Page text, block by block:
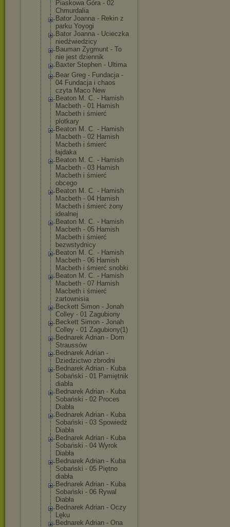
Piaskowa Góra - 02
Chmurdalia
Bator Joanna - Rekin z
parku Yoyogi
Bator Joanna - Ucieczka
niedźwiedzicy
Bauman Zygmunt - To
nie jest dziennik
Baxter Stephen - Ultima
Bear Greg - Fundacja -
04 Fundacja i chaos
czyta Maco New
Beaton M. C. - Hamish
Macbeth - 01 Hamish
Macbeth i śmierć
plotkary
Beaton M. C. - Hamish
Macbeth - 02 Hamish
Macbeth i śmierć
łajdaka
Beaton M. C. - Hamish
Macbeth - 03 Hamish
Macbeth i śmierć
obcego
Beaton M. C. - Hamish
Macbeth - 04 Hamish
Macbeth i śmierć żony
idealnej
Beaton M. C. - Hamish
Macbeth - 05 Hamish
Macbeth i śmierć
bezwstydnicy
Beaton M. C. - Hamish
Macbeth - 06 Hamish
Macbeth i śmierć snobki
Beaton M. C. - Hamish
Macbeth - 07 Hamish
Macbeth i śmierć
żartownisia
Beckett Simon - Jonah
Colley - 01 Zagubiony
Beckett Simon - Jonah
Colley - 01 Zagubiony(1)
Bednarek Adrian - Dom
Straussów
Bednarek Adrian -
Dziedzictwo zbrodni
Bednarek Adrian - Kuba
Sobański - 01 Pamiętnik
diabła
Bednarek Adrian - Kuba
Sobański - 02 Proces
Diabła
Bednarek Adrian - Kuba
Sobański - 03 Spowiedź
Diabła
Bednarek Adrian - Kuba
Sobański - 04 Wyrok
Diabła
Bednarek Adrian - Kuba
Sobański - 05 Piętno
diabła
Bednarek Adrian - Kuba
Sobański - 06 Rywal
Diabła
Bednarek Adrian - Oczy
Lęku
Bednarek Adrian - Ona